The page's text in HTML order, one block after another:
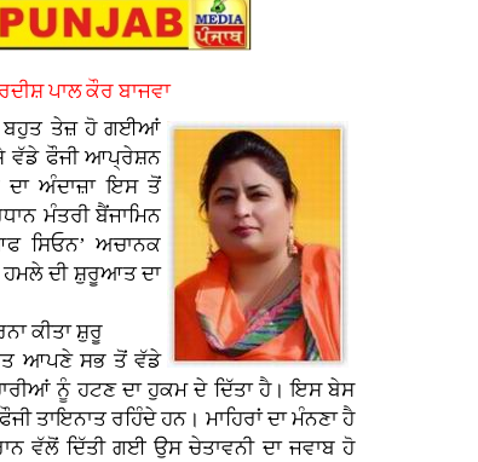
ਪਾਲ ਕੌਰ ਬਾਜਵਾ
ਬਹੁਤ ਤੇਜ਼ ਹੋ ਗਈਆਂ
ਵੱਡੇ ਫੌਜੀ ਆਪ੍ਰੇਸ਼ਨ
ਦਾ ਅੰਦਾਜ਼ਾ ਇਸ ਤੋਂ
ਮੰਤਰੀ ਬੈਂਜਾਮਿਨ
ਸਿਓਨ’ ਅਚਾਨਕ
ਦੀ ਸ਼ੁਰੂਆਤ ਦਾ
ਕੀਤਾ ਸ਼ੁਰੂ
ਆਪਣੇ ਸਭ ਤੋਂ ਵੱਡੇ
ਨੂੰ ਹਟਣ ਦਾ ਹੁਕਮ ਦੇ ਦਿੱਤਾ ਹੈ। ਇਸ ਬੇਸ
ਤਾਇਨਾਤ ਰਹਿੰਦੇ ਹਨ। ਮਾਹਿਰਾਂ ਦਾ ਮੰਨਣਾ ਹੈ
ਵੱਲੋਂ ਦਿੱਤੀ ਗਈ ਉਸ ਚੇਤਾਵਨੀ ਦਾ ਜਵਾਬ ਹੋ